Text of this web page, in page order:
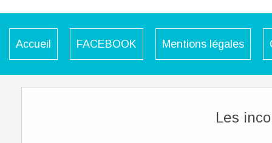
Accueil FACEBOOK Mentions légales
Les